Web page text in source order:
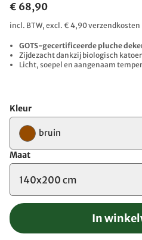
€ 68,90
incl. BTW, excl. € 4,90
GOTS-gecertificeerde pluche
Zijdezacht dankzij biologisch
Licht, soepel en aangenaam
Kleur
bruin
Maat
140x200 cm
In